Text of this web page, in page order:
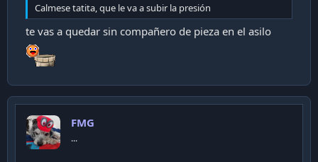
Calmese tatita, que le va a subir la presión
te vas a quedar sin compañero de pieza en el asilo
FMG
...